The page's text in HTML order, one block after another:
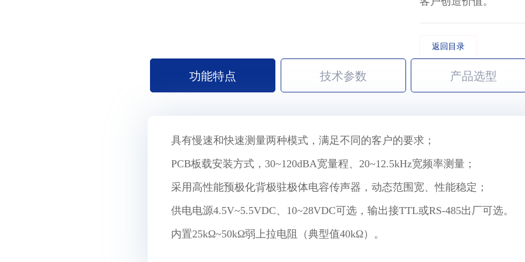
返回目录
功能特点 技术参数 产品选型
具有慢速和快速测量两种模式，满足不同的客户的要求；
PCB板载安装方式， 30~120dBA宽量程、20~12.5kHz宽频率测量；
采用高性能预极化背极驻极体电容传声器，动态范围宽、性能稳定；
供电电源4.5V~5.5VDC、10~28VDC可选，输出接TTL或RS-485出厂可选。
内置25kΩ~50kΩ弱上拉电阻（典型值40kΩ）。